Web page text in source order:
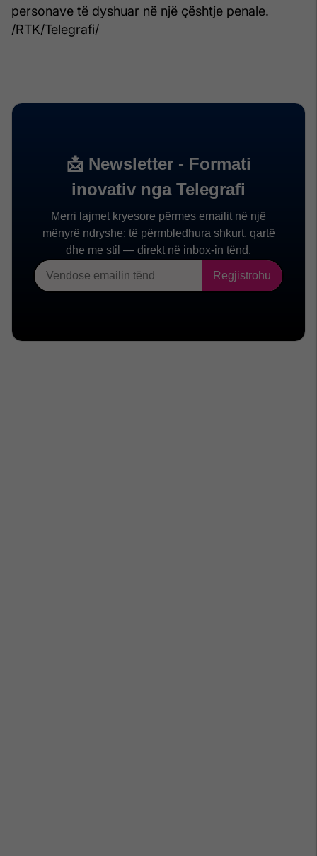
personave të dyshuar në një çështje penale.
/RTK/Telegrafi/